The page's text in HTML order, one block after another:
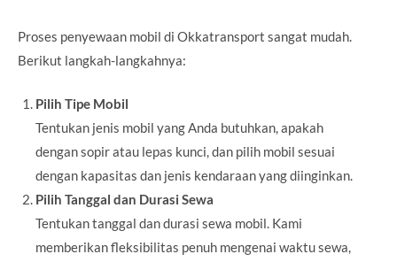
Proses penyewaan mobil di Okkatransport sangat mudah.
Berikut langkah-langkahnya:
Pilih Tipe Mobil
Tentukan jenis mobil yang Anda butuhkan, apakah
dengan sopir atau lepas kunci, dan pilih mobil sesuai
dengan kapasitas dan jenis kendaraan yang diinginkan.
Pilih Tanggal dan Durasi Sewa
Tentukan tanggal dan durasi sewa mobil. Kami
memberikan fleksibilitas penuh mengenai waktu sewa,